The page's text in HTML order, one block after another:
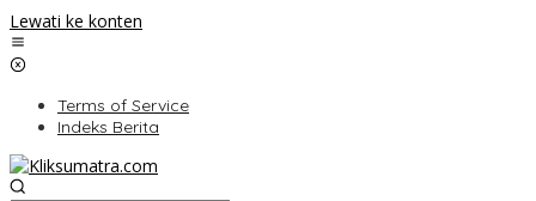
Lewati ke konten
Terms of Service
Indeks Berita